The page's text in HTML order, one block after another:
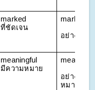
marked
ที่ชัดเจน
markedly
อย่างชัดเ
meaningful
มีความหมาย
อย่างมีคว
หมาย